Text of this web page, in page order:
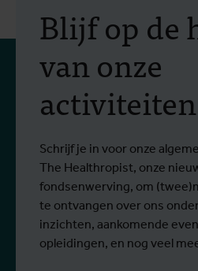
Blijf op de
van onze
activiteiten
Schrijf je in voor onze
The Healthropist, onze
fondsenwerving, om
te ontvangen over ons
inzichten, aankomende
opleidingen, en nog veel